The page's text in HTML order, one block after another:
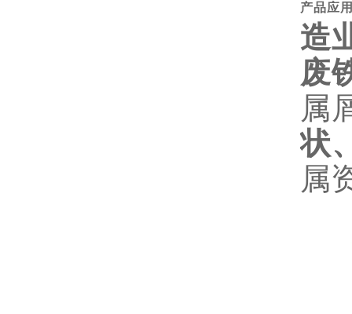
产品应
造
废
属
状
属